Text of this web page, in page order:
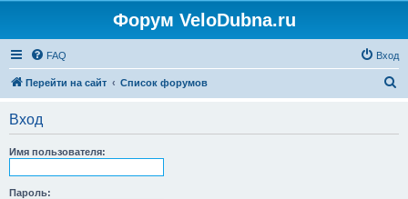
Форум VeloDubna.ru
FAQ Вход
Перейти на сайт Список форумов
Вход
Имя пользователя:
Пароль: